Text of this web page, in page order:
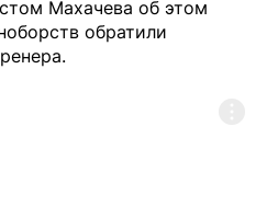
Махачева об этом
обратили